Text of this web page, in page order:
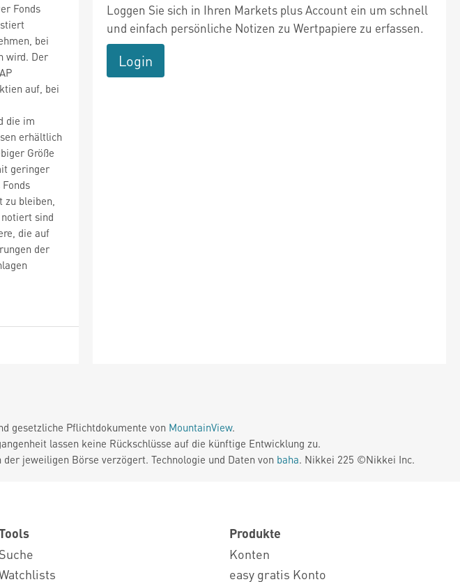
Fonds
bei
wird. Der
auf, bei
die im
erhältlich
Größe
geringer
bleiben,
sind
die auf
der
Loggen Sie sich in Ihren Markets plus Account ein um schnell
und einfach persönliche Notizen zu Wertpapiere zu erfassen.
Login
gesetzliche Pflichtdokumente von MountainView.
lassen keine Rückschlüsse auf die künftige Entwicklung zu.
jeweiligen Börse verzögert. Technologie und Daten von baha. Nikkei 225 ©Nikkei Inc.
Suche
Produkte
Konten
easy gratis Konto